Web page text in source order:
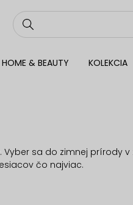
HOME & BEAUTY KOLEKCIA
sa do zimnej prírody v
čo najviac.